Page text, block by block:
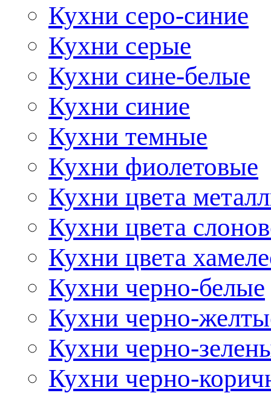
Кухни серо-синие
Кухни серые
Кухни сине-белые
Кухни синие
Кухни темные
Кухни фиолетовые
Кухни цвета
Кухни цвета
Кухни цвета
Кухни черно-белые
Кухни черно-
Кухни черно-
Кухни черно-